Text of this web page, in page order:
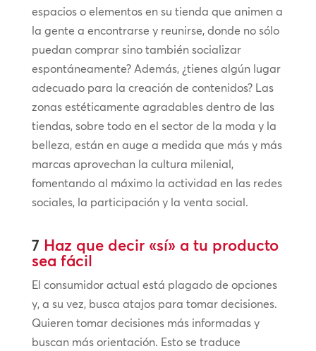
espacios o elementos en su tienda que animen a
la gente a encontrarse y reunirse, donde no sólo
puedan comprar sino también socializar
espontáneamente? Además, ¿tienes algún lugar
adecuado para la creación de contenidos? Las
zonas estéticamente agradables dentro de las
tiendas, sobre todo en el sector de la moda y la
belleza, están en auge a medida que más y más
marcas aprovechan la cultura milenial,
fomentando al máximo la actividad en las redes
sociales, la participación y la venta social.
7 Haz que decir «sí» a tu producto
sea fácil
El consumidor actual está plagado de opciones
y, a su vez, busca atajos para tomar decisiones.
Quieren tomar decisiones más informadas y
buscan más orientación. Esto se traduce